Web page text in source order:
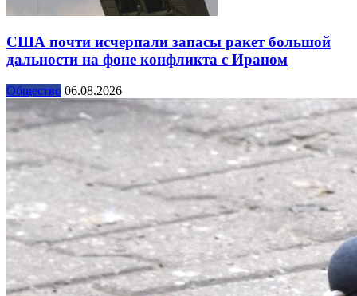
США почти исчерпали запасы ракет большой
дальности на фоне конфликта с Ираном
Общество 06.08.2026